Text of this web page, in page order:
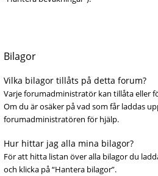
Bilagor
Vilka bilagor tillåts på detta forum?
Varje forumadministratör kan tillåta eller
Om du är osäker på vad som får laddas
forumadministratören för hjälp.
Hur hittar jag alla mina bilagor?
För att hitta listan över alla bilagor du
och klicka på “Hantera bilagor”.